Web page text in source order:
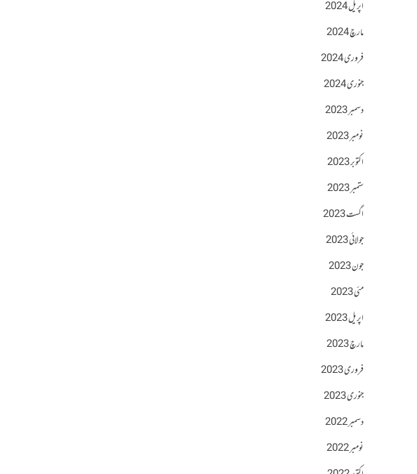
اپریل 2024
مارچ 2024
فروری 2024
جنوری 2024
دسمبر 2023
نومبر 2023
اکتوبر 2023
ستمبر 2023
اگست 2023
جولائی 2023
جون 2023
مئی 2023
اپریل 2023
مارچ 2023
فروری 2023
جنوری 2023
دسمبر 2022
نومبر 2022